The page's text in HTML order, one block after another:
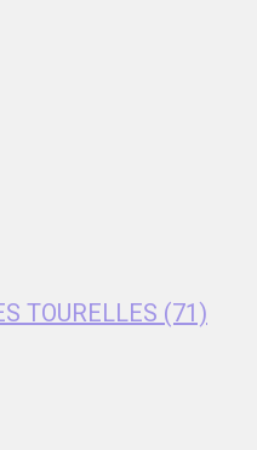
TOURELLES (71)